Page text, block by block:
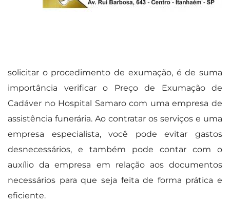
solicitar o procedimento de exumação, é de suma
importância verificar o Preço de Exumação de
Cadáver no Hospital Samaro com uma empresa de
assistência funerária. Ao contratar os serviços e uma
empresa especialista, você pode evitar gastos
desnecessários, e também pode contar com o
auxílio da empresa em relação aos documentos
necessários para que seja feita de forma prática e
eficiente.